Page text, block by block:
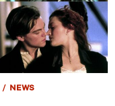
/ NEWS